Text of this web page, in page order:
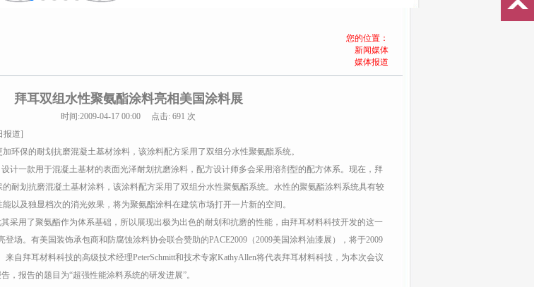
您的位置：
新闻媒体
媒体报道
拜耳双组水性聚氨酯涂料亮相美国涂料展
时间:2009-04-17 00:00 点击: 691 次
报道]
保的耐划抗磨混凝土基材涂料，该涂料配方采用了双组分水性聚氨酯系统。
一款用于混凝土基材的表面光泽耐划抗磨涂料，配方设计师多会采用溶剂型的配方体系。现在，拜
耐划抗磨混凝土基材涂料，该涂料配方采用了双组分水性聚氨酯系统。水性的聚氨酯涂料系统具有较
以及独显档次的消光效果，将为聚氨酯涂料在建筑市场打开一片新的空间。
用了聚氨酯作为体系基础，所以展现出极为出色的耐划和抗磨的性能，由拜耳材料科技开发的这一
登场。有美国装饰承包商和防腐蚀涂料协会联合赞助的PACE2009（2009美国涂料油漆展），将于2009
来自拜耳材料科技的高级技术经理PeterSchmitt和技术专家KathyAllen将代表拜耳材料科技，为本次会议
，报告的题目为“超强性能涂料系统的研发进展”。